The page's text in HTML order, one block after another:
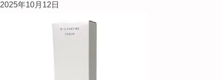
2025年10月12日